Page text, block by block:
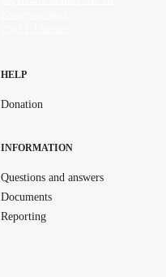
HELP
Donation
INFORMATION
Questions and answers
Documents
Reporting